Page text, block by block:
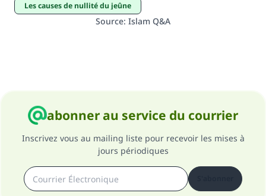
Les causes de nullité du jeûne
Source: Islam Q&A
abonner au service du courrier
Inscrivez vous au mailing liste pour recevoir les mises à
jours périodiques